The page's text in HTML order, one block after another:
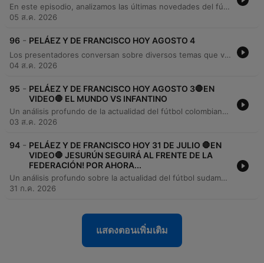
En este episodio, analizamos las últimas novedades del fútbol internacional, desde la transferencia de Mohamed Salah al fútbol turco hasta los rumores sobre el futuro de Juan Fernando Quintero y Vinicius Jr. También repasamos la actualidad del torneo Clausura en Colombia, el desempeño de jugadores colombianos en Brasil y las noticias del Deportivo Cali. Además, exploramos temas diversos que van desde el homenaje a Franco Baresi en el Milán y la situación contractual de Hamilton Campas, hasta curiosidades como la colección de autos de Cristiano Ronaldo y las estrategias publicitarias en la Premier League.
05 ส.ค. 2026
96 - PELÁEZ Y DE FRANCISCO HOY AGOSTO 4
Los presentadores conversan sobre diversos temas que van desde la música tropical clásica de Tito Rodríguez hasta noticias del fútbol colombiano e internacional. Analizan el empate entre Bucaramanga y Cúcuta, las ofertas por los derechos de la Dimayor y el traspaso del arquero Jordan García a la Universidad de Chile. También se analizan las alineaciones de equipos como Millonarios, Medellín y Pasto, junto con noticias sobre transferencias europeas, la trayectoria de Dylan Zárate y el retiro de Teófilo Gutiérrez. El episodio concluye abordando el fallecimiento de Jaime Llanes, las exigencias contractuales de Memphis Depay y las posibles sedes para el Mundial 2030.
04 ส.ค. 2026
95 - PELÁEZ Y DE FRANCISCO HOY AGOSTO 3🛑EN
VIDEO🛑 EL MUNDO VS INFANTINO
Un análisis profundo de la actualidad del fútbol colombiano e internacional. Se examinan los resultados de la liga local, destacando el desempeño de Santa Fe, América de Cali y Boyacá Chicó, además de las novedades en fichajes y la situación de la Selección Colombia Sub-19. El episodio también aborda temas de política deportiva global, incluyendo la sucesión en la FIFA, la crisis de los clubes argentinos, la situación de los derechos televisivos en Colombia y el panorama de jugadores destacados como Vinicius Jr.
03 ส.ค. 2026
94 - PELÁEZ Y DE FRANCISCO HOY 31 DE JULIO 🛑EN
VIDEO🛑 JESURÚN SEGUIRÁ AL FRENTE DE LA
FEDERACIÓN! POR AHORA...
Un análisis profundo sobre la actualidad del fútbol sudamericano y mundial, comenzando con el desempeño de Santa Fe en la Copa Sudamericana y la situación de jugadores colombianos en el exterior. Se exploran temas críticos como la presión económica sobre los futbolistas, las regulaciones de apuestas en Europa y Brasil, y las tensiones políticas dentro de la FIFA. El episodio también aborda las transferencias del Real Madrid, la competencia de John Javier Durán en el Benfica y las controversias administrativas en el deporte colombiano, incluyendo disputas legales entre clubes y los intereses económicos detrás de la gestión de partidos amistosos de la Selección Colombia.
31 ก.ค. 2026
แสดงตอนเพิ่มเติม